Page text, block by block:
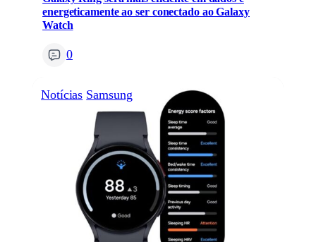
energeticamente ao ser conectado ao Galaxy
Watch
0
Notícias Samsung